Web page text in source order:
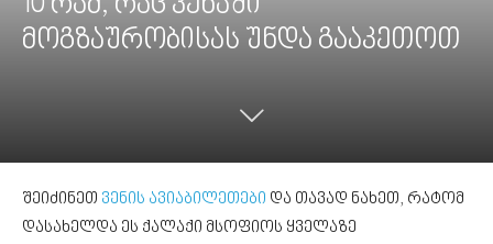
მოგზაურობისას უნდა გააკეთოთ
შეიძინეთ ვენის ავიაბილეთები და თავად ნახეთ, რატომ
დასახელდა ეს ქალაქი მსოფიოს ყველაზე